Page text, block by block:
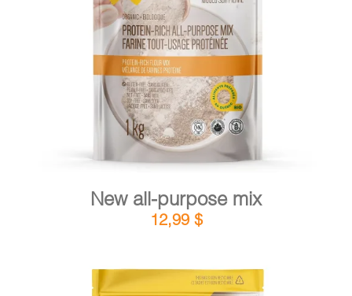
ADD TO CART / DETAILS
New all-purpose mix
12,99 $